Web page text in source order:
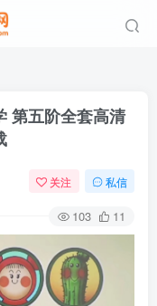
第五阶全套高清
关注 私信
103 11